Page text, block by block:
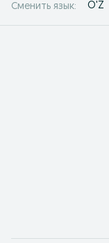
Сменить язык: O'Z